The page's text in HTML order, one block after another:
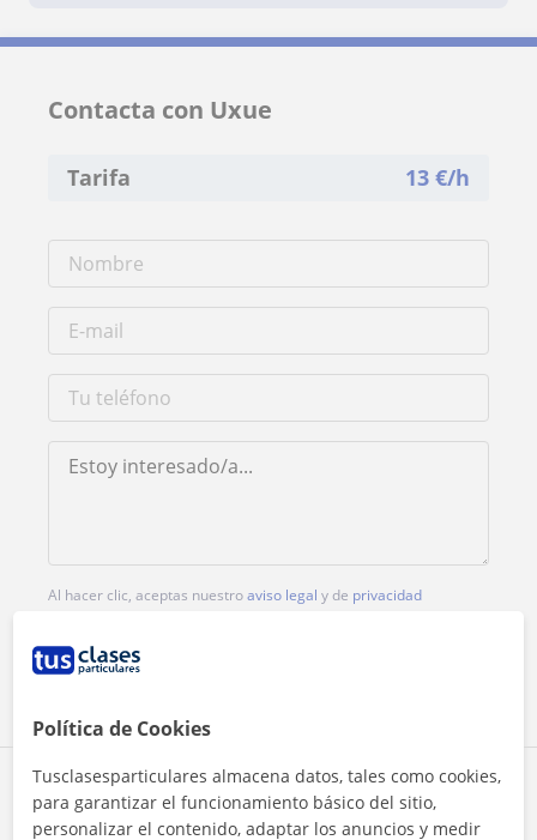
Comparte a este profesor
Contacta con Uxue
Tarifa 13 €/h
Al hacer clic, aceptas nuestroaviso legal y de privacidad
Política de Cookies
Tusclasesparticulares almacena datos, tales como cookies,
para garantizar el funcionamiento básico del sitio,
personalizar el contenido, adaptar los anuncios y medir